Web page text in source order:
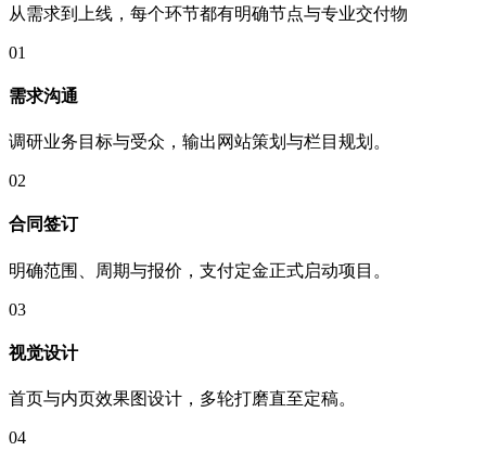
从需求到上线，每个环节都有明确节点与专业交付物
01
需求沟通
调研业务目标与受众，输出网站策划与栏目规划。
02
合同签订
明确范围、周期与报价，支付定金正式启动项目。
03
视觉设计
首页与内页效果图设计，多轮打磨直至定稿。
04